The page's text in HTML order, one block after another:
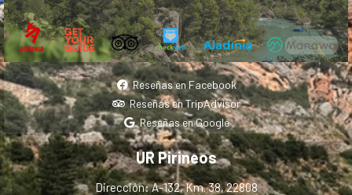
Reseñas en Facebook
Reseñas en TripAdvisor
Reseñas en Google
UR Pirineos
Dirección: A-132, Km. 38, 22808